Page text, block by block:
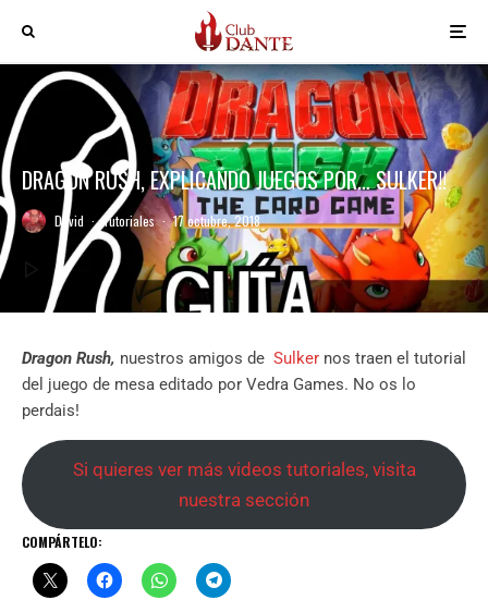
DRAGON RUSH, EXPLICANDO JUEGOS POR… SULKER!!
David · Tutoriales · 17 octubre, 2018
Dragon Rush, nuestros amigos de Sulker nos traen el tutorial
del juego de mesa editado por Vedra Games. No os lo
perdais!
Si quieres ver más videos tutoriales, visita
nuestra sección
COMPÁRTELO: